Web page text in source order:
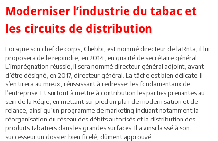
Moderniser l’industrie du tabac et
les circuits de distribution
Lorsque son chef de corps, Chebbi, est nommé directeur de la Rnta, il lui
proposera de le rejoindre, en 2014, en qualité de secrétaire général.
L’imprégnation réussie, il sera nommé directeur général adjoint, avant
d’être désigné, en 2017, directeur général. La tâche est bien délicate. Il
s’en tirera au mieux, réussissant à redresser les fondamentaux de
l’entreprise. Et surtout à mettre à contribution les parties prenantes au
sein de la Régie, en mettant sur pied un plan de modernisation et de
relance, ainsi qu’un programme de marketing incluant notamment la
réorganisation du réseau des débits autorisés et la distribution des
produits tabatiers dans les grandes surfaces. Il a ainsi laissé à son
successeur un dossier bien ficelé, dûment approuvé.